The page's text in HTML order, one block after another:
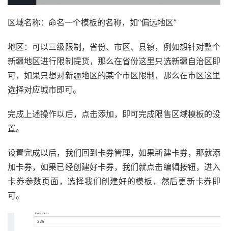
区域名称：命名一个模板的名称，如“偏远地区”
地区：可以三级限制，省份、市区、县镇，例如想针对整个
新疆地区进行限制提货，那么在省份这里只选新疆自治区即
可，如果只想对新疆地区的某个市区限制，那么在市区这里
选择对应城市即可。
完成上述操作以后，点击添加，即可完成限售区域模板的设
置。
设置完成以后，我们回到卡券管理，如果新建卡券，那就添
加卡券，如果已经创建好卡券，我们就点击编辑按钮，进入
卡券参数页面，选择我们创建好的模板，然后更新卡券即
可。